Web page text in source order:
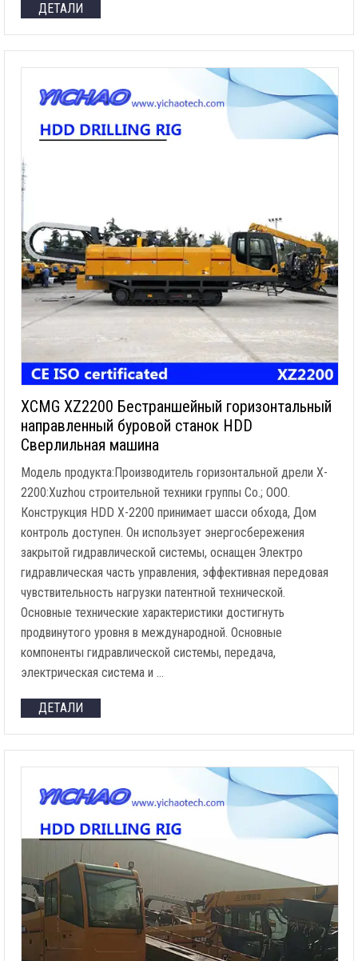
ДЕТАЛИ
XCMG XZ2200 Бестраншейный горизонтальный
направленный буровой станок HDD
Сверлильная машина
Модель продукта:Производитель горизонтальной дрели X-
2200:Xuzhou строительной техники группы Co.; ООО.
Конструкция HDD X-2200 принимает шасси обхода, Дом
контроль доступен. Он использует энергосбережения
закрытой гидравлической системы, оснащен Электро
гидравлическая часть управления, эффективная передовая
чувствительность нагрузки патентной технической.
Основные технические характеристики достигнуть
продвинутого уровня в международной. Основные
компоненты гидравлической системы, передача,
электрическая система и …
ДЕТАЛИ